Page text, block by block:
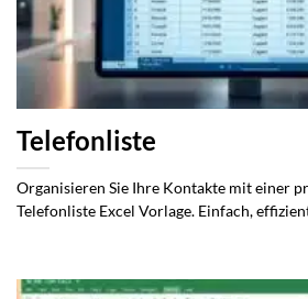
Telefonliste
Organisieren Sie Ihre Kontakte mit einer
Telefonliste Excel Vorlage. Einfach,